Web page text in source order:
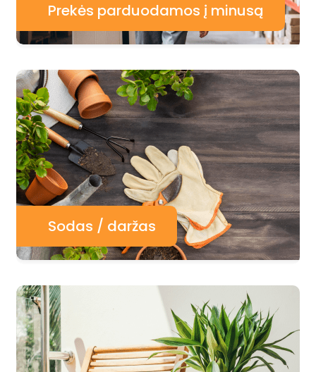
Prekės parduodamos į minusą
Sodas / daržas